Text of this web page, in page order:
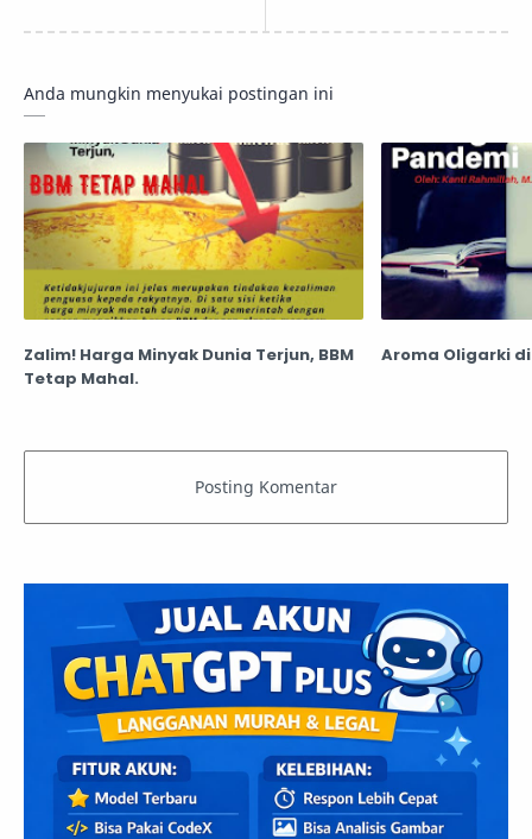
Anda mungkin menyukai postingan ini
Zalim! Harga Minyak Dunia Terjun, BBM
Tetap Mahal.
Aroma Oligarki